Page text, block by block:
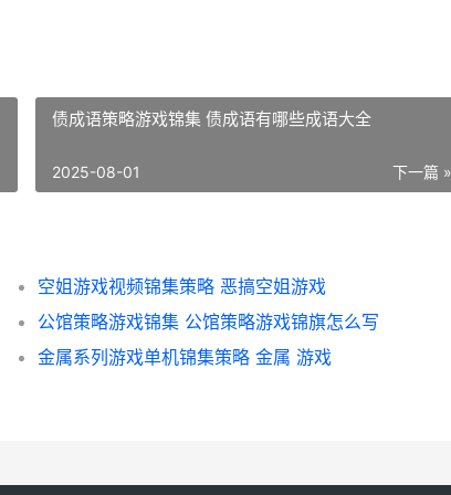
债成语策略游戏锦集 债成语有哪些成语大全
下一篇 »
2025-08-01
空姐游戏视频锦集策略 恶搞空姐游戏
公馆策略游戏锦集 公馆策略游戏锦旗怎么写
金属系列游戏单机锦集策略 金属 游戏